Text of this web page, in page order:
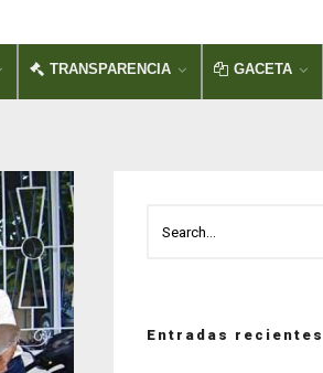
TRANSPARENCIA GACETA
Entradas recientes